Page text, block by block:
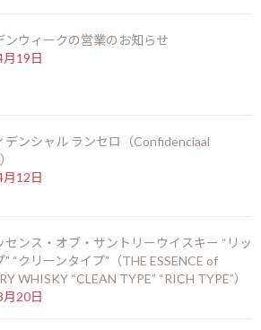
ルス信州蒸留所でしか販売していない蒸
ンデッドモルト。
ールの強みは感じさせず、柔らかなバニ
M
es
n
g
er
C
y
Li
n
共
ンウィークの営業のお知らせ
19日
デンシャル ランセロ（Confidenciaal
12日
センス・オブ・サントリーウイスキー “リッ
” “クリーンタイプ”（THE ESSENCE of
WHISKY “CLEAN TYPE” “RICH TYPE”）
20日